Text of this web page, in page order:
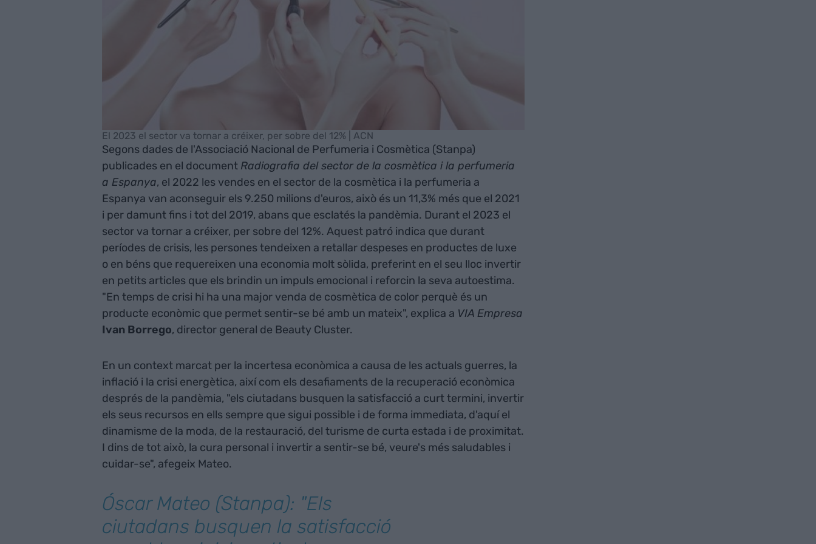
El 2023 el sector va tornar a créixer, per sobre del 12% | ACN
Segons dades de l'Associació Nacional de Perfumeria i Cosmètica (Stanpa)
publicades en el document Radiografia del sector de la cosmètica i la perfumeria
a Espanya, el 2022 les vendes en el sector de la cosmètica i la perfumeria a
Espanya van aconseguir els 9.250 milions d'euros, això és un 11,3% més que el 2021
i per damunt fins i tot del 2019, abans que esclatés la pandèmia. Durant el 2023 el
sector va tornar a créixer, per sobre del 12%. Aquest patró indica que durant
períodes de crisis, les persones tendeixen a retallar despeses en productes de luxe
o en béns que requereixen una economia molt sòlida, preferint en el seu lloc invertir
en petits articles que els brindin un impuls emocional i reforcin la seva autoestima.
"En temps de crisi hi ha una major venda de cosmètica de color perquè és un
producte econòmic que permet sentir-se bé amb un mateix", explica a VIA Empresa
Ivan Borrego, director general de Beauty Cluster.
En un context marcat per la incertesa econòmica a causa de les actuals guerres, la
inflació i la crisi energètica, així com els desafiaments de la recuperació econòmica
després de la pandèmia, "els ciutadans busquen la satisfacció a curt termini, invertir
els seus recursos en ells sempre que sigui possible i de forma immediata, d'aquí el
dinamisme de la moda, de la restauració, del turisme de curta estada i de proximitat.
I dins de tot això, la cura personal i invertir a sentir-se bé, veure's més saludables i
cuidar-se", afegeix Mateo.
Óscar Mateo (Stanpa): "Els
ciutadans busquen la satisfacció